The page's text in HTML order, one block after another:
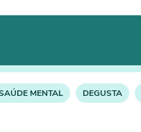
MENTAL DEGUSTA